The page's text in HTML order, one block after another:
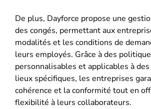
De plus, Dayforce propose une
des congés, permettant aux
modalités et les conditions de
leurs employés. Grâce à des
personnalisables et applicables à
lieux spécifiques, les entreprises
cohérence et la conformité tout en
flexibilité à leurs collaborateurs.